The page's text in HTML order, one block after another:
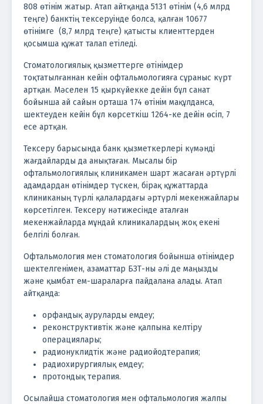
808 өтінім жатыр. Атап айтқанда 5131 өтінім (4,6 млрд
теңге) банктің тексеруінде болса, қалған 10677
өтінімге (8,7 млрд теңге) қатысты клиенттерден
қосымша құжат талап етіледі.
Стоматологиялық қызметтерге өтінімдер
тоқтатылғаннан кейін офтальмологияға сұраныс күрт
артқан. Мәселен 15 қыркүйекке дейін бұл санат
бойынша ай сайын орташа 174 өтінім мақұлданса,
шектеуден кейін бұл көрсеткіш 1264-ке дейін өсіп, 7
есе артқан.
Тексеру барысында банк қызметкерлері күмәнді
жағдайларды да анықтаған. Мысалы бір
офтальмологиялық клиникамен шарт жасаған әртүрлі
адамдардан өтінімдер түскен, бірақ құжаттарда
клиниканың түрлі қалалардағы әртүрлі мекенжайлары
көрсетілген. Тексеру нәтижесінде аталған
мекенжайларда мұндай клиникалардың жоқ екені
белгілі болған.
Офтальмология мен стоматология бойынша өтінімдер
шектелгенімен, азаматтар БЗТ-ны әлі де маңызды
және қымбат ем-шараларға пайдалана алады. Атап
айтқанда:
орфандық ауруларды емдеу;
реконструктивтік және қалпына келтіру
операциялары;
радионуклидтік және радиойодтерапия;
радиохирургиялық емдеу;
протондық терапия.
Осылайша стоматология мен офтальмология жалпы